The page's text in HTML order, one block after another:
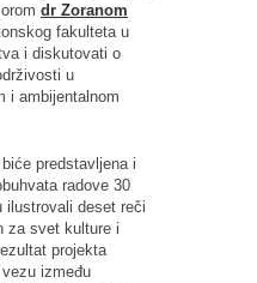
dr Zoranom
fakulteta u
i diskutovati o
u
i ambijentalnom
predstavljena i
radove 30
ilustrovali deset reči
za svet kulture i
projekta
vezu između